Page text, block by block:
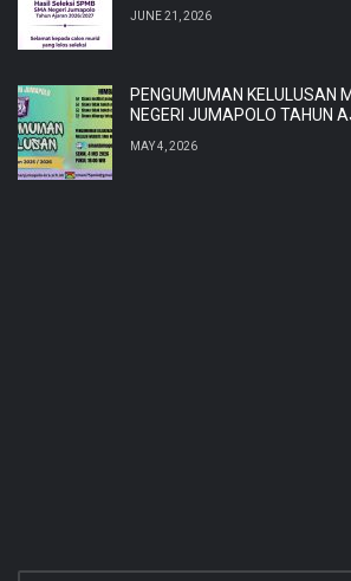
JUNE 21, 2026
PENGUMUMAN KELULUSAN
NEGERI JUMAPOLO TAHUN
MAY 4, 2026